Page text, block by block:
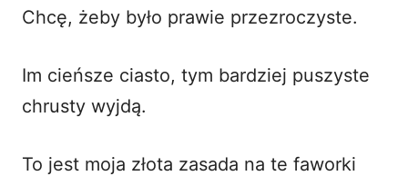
Chcę, żeby było prawie przezroczyste.
Im cieńsze ciasto, tym bardziej puszyste
chrusty wyjdą.
To jest moja złota zasada na te faworki